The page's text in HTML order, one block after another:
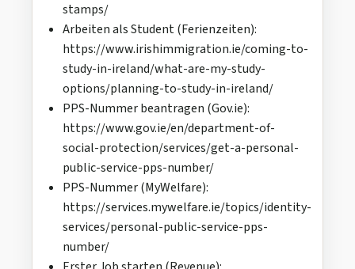
stamps/
Arbeiten als Student (Ferienzeiten):
https://www.irishimmigration.ie/coming-to-
study-in-ireland/what-are-my-study-
options/planning-to-study-in-ireland/
PPS-Nummer beantragen (Gov.ie):
https://www.gov.ie/en/department-of-
social-protection/services/get-a-personal-
public-service-pps-number/
PPS-Nummer (MyWelfare):
https://services.mywelfare.ie/topics/identity-
services/personal-public-service-pps-
number/